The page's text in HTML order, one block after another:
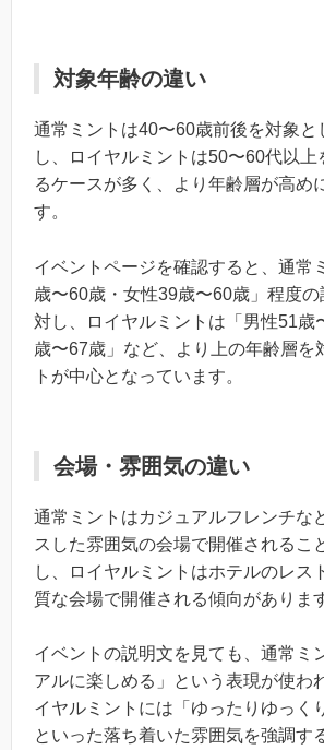
対象年齢の違い
通常ミントは40〜60歳前後を対象と
し、ロイヤルミントは50〜60代以上
るケースが多く、より年齢層が高め
す。
イベントページを確認すると、通常
歳〜60歳・女性39歳〜60歳」程度の
対し、ロイヤルミントは「男性51歳
歳〜67歳」など、より上の年齢層を
トが中心となっています。
会場・雰囲気の違い
通常ミントはカジュアルフレンチな
スした雰囲気の会場で開催されるこ
し、ロイヤルミントはホテルのレス
質な会場で開催される傾向がありま
イベントの説明文を見ても、通常ミ
アルに楽しめる」という表現が使わ
イヤルミントには「ゆったりゆっく
といった落ち着いた雰囲気を強調す